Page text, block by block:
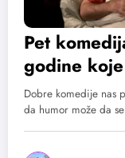
Pet
godine
Dobre komedije nas
da humor može da